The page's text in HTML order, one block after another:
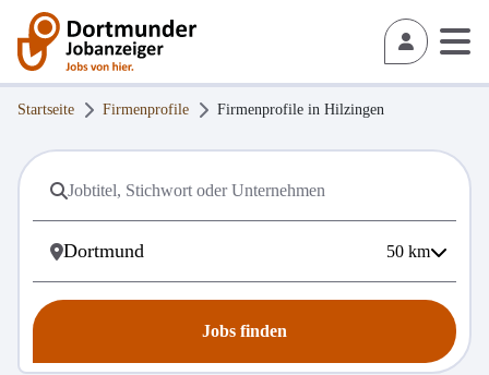
Startseite Firmenprofile Firmenprofile in Hilzingen
50 km
Jobs finden